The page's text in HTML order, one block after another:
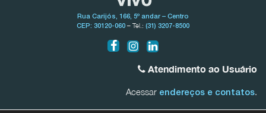
Rua Carijós, 166, 5º andar – Centro
CEP: 30120-060 – Tel.: (31) 3207-8500
Atendimento ao Usuário
Acessar endereços e contatos